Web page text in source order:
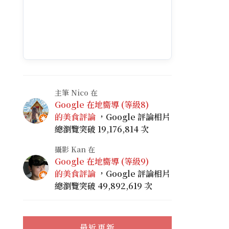
主筆 Nico 在
Google 在地嚮導 (等級8)
的美食評論 ，Google 評論相片
總瀏覽突破 19,176,814 次
攝影 Kan 在
Google 在地嚮導 (等級9)
的美食評論 ，Google 評論相片
總瀏覽突破 49,892,619 次